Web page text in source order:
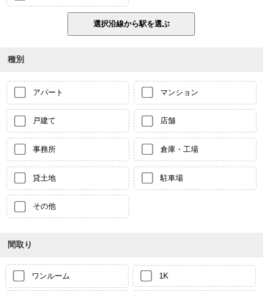
種別
アパート マンション
戸建て 店舗
事務所 倉庫・工場
貸土地 駐車場
その他
間取り
ワンルーム 1K